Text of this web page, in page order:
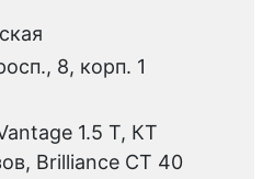
8, корп. 1
1.5 Т, КТ
Brilliance CT 40